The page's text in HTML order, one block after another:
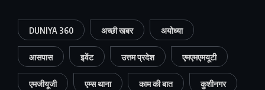
DUNIYA 360 अच्छी खबर अयोध्या
आसपास इवेंट उत्तम प्रदेश एमएमएमयूटी
एमजीयूजी एम्स थाना काम की बात कुशीनगर